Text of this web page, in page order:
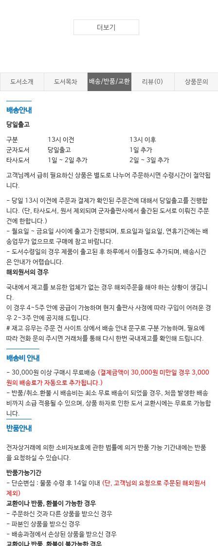
제3장 물고 씹다 (턱과 치아)
4. 이빨의 원조
6. 각양각색의 치아
7. 변해 가는 이빨
8. 직각이 된 얼굴
1. 귓속을 걷다
2. 귀가 빠진 날
3. 세포에 털이 나다
4. 귀 안의 지렛대
5. 빙글빙글 도는 세상
6. 처음에는 균형부터
7. 가오리에서 숨은 그림 찾기
8. 파리의 곡예 비행
9. 귀 안에 물이 찬 이유
제5장 목을 돌리다 (목)
1. 아담의 사과
3. 아가미가 남긴 흔적
4. 물고기와 대동맥
5. 갑상선 속에 숨은 골다공증
6. 기린과 뱀
제6장 세상을 보다 (눈)
1. 눈썹을 그리다
2. 빛을 알아차리다
3. 눈은 어떻게 만들어질까?
4. 눈이 지나온 흔적
5. 흥미진진한 단백질
더보기
도서소개 도서목차 배송/반품/교환 리뷰(0) 상품문의
배송안내
당일출고
구분 13시 이전
13시 이후
군자도서
당일출고
1일 추가
타사도서
1일 ~ 2일 추가 2일 ~ 3일 추가
고객님께서 급히 필요하신 상품은 별도로 나누어 주문하시면 수령시간이 절약됩
니다.
- 당일 13시 이전에 주문과 결제가 확인된 주문건에 대해서 당일출고를 진행합
니다. (단, 타사도서, 원서 제외되며 군자출판사에서 출간된 도서로 이뤄진 주문
건에 한합니다.)
- 월요일 ~ 금요일 사이에 출고가 진행되며, 토요일과 일요일, 연휴기간에는 배
송업무가 없으므로 구매에 참고 바랍니다.
- 도서수령일의 경우 제품이 출고된 후 하루에서 이틀정도 추가되며, 배송시간
은 안내가 어렵습니다.
해외원서의 경우
국내에서 재고를 보유한 업체가 없는 경우 해외주문을 해야 하는 상황이 생깁니
다.
이 경우 4~5주 안에 공급이 가능하며 현지 출판사 사정에 따라 구입이 어려운 경
우 2~3주 안에 공지해 드립니다.
# 재고 유무는 주문 전 사이트 상에서 배송 안내 문구로 구분 가능하며, 필요에
따라 전화 문의 주시면 거래처를 통해 다시 한번 국내재고를 확인해 드립니다.
배송비 안내
- 30,000원 이상 구매시 무료배송 (결제금액이 30,000원 미만일 경우 3,000
원의 배송료가 자동으로 추가됩니다.)
- 반품/취소.환불 시 배송비는 최소 무료 배송이 되었을 경우, 처음 발생한 배송
비까지 소급 적용될 수 있으며, 상품 하자로 인한 도서 교환시에는 무료로 가능합
니다.
반품안내
전자상거래에 의한 소비자보호에 관한 법률에 의거 반품 가능 기간내에는 반품
을 요청하실 수 있습니다.
반품가능기간
- 단순변심 : 물품 수령 후 14일 이내 (단, 고객님의 요청으로 주문된 해외원서
제외)
교환이나 반품, 환불이 가능한 경우
- 주문하신 것과 다른 상품을 받으신 경우
- 파본인 상품을 받으신 경우
- 배송과정에서 손상된 상품을 받으신 경우